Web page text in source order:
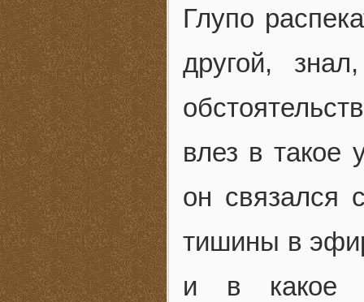
Глупо
другой,
влез в такое
он связался
тишины в
и в какое